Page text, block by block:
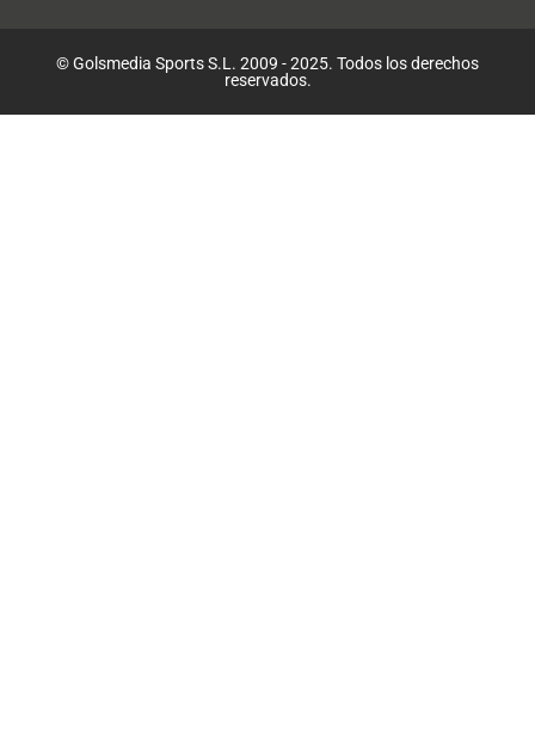
© Golsmedia Sports S.L. 2009 - 2025. Todos los derechos
reservados.